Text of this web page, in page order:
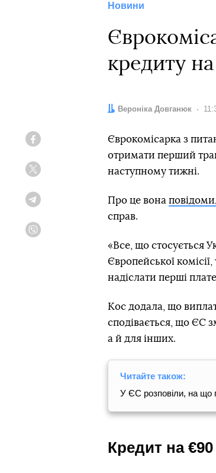
Новини
кредиту
Автор:
Вероніка Довганюк
Єврокомісарка з
отримати перший
наступному тижні.
Про це вона
справ.
«Все, що стосується
Європейської
надіслати перші
Кос додала, що
сподівається, що ЄС
а й для інших.
Читайте також:
У ЄС розповіли, на що
Кредит на